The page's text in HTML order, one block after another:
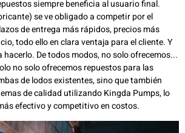
siempre beneficia al usuario final.
se ve obligado a competir por el
de entrega más rápidos, precios más
todo ello en clara ventaja para el cliente. Y
De todos modos, no solo ofrecemos...
no solo ofrecemos repuestos para las
de lodos existentes, sino que también
de calidad utilizando Kingda Pumps, lo
efectivo y competitivo en costos.